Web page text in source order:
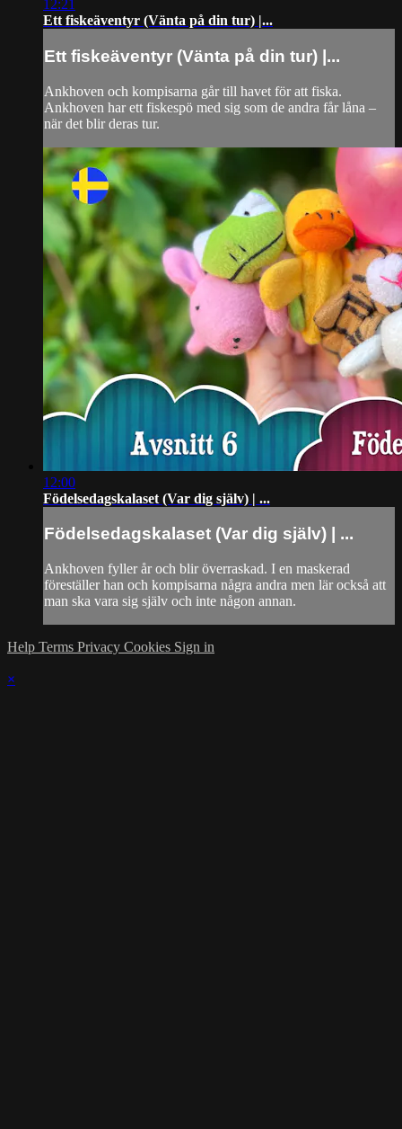
12:21
Ett fiskeäventyr (Vänta på din tur) |...
Ett fiskeäventyr (Vänta på din tur) |...
Ankhoven och kompisarna går till havet för att fiska.
Ankhoven har ett fiskespö med sig som de andra får låna –
när det blir deras tur.
12:00
Födelsedagskalaset (Var dig själv) | ...
Födelsedagskalaset (Var dig själv) | ...
Ankhoven fyller år och blir överraskad. I en maskerad
föreställer han och kompisarna några andra men lär också att
man ska vara sig själv och inte någon annan.
Help Terms Privacy Cookies Sign in
×